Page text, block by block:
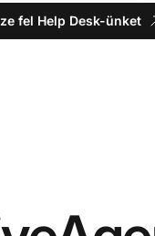
fel Help Desk-ünket